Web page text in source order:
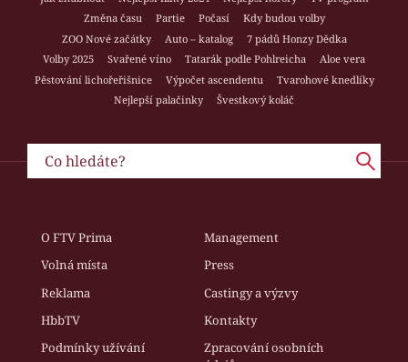
Změna času
Partie Počasí
Kdy budou volby
ZOO Nové začátky
Auto – katalog
7 pádů Honzy Dědka
Volby 2025
Svařené víno Tatarák podle Pohlreicha
Aloe vera
Pěstování lichořeřišnice
Výpočet ascendentu
Tvarohové knedlíky
Nejlepší palačinky
Švestkový koláč
O FTV Prima
Management
Volná místa
Press
Reklama
Castingy a výzvy
HbbTV
Kontakty
Podmínky užívání
Zpracování osobních